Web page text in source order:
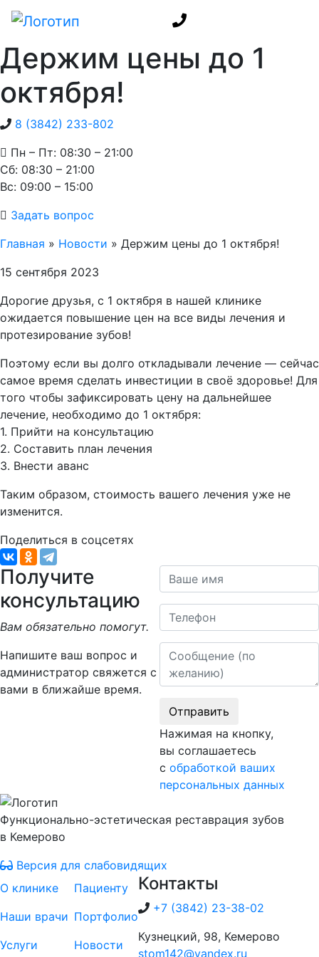
Держим цены до 1
октября!
8 (3842) 233-802
Пн – Пт: 08:30 – 21:00
Cб: 08:30 – 21:00
Вс: 09:00 – 15:00
Задать вопрос
Главная » Новости » Держим цены до 1 октября!
15 сентября 2023
Дорогие друзья, с 1 октября в нашей клинике
ожидается повышение цен на все виды лечения и
протезирование зубов!
Поэтому если вы долго откладывали лечение — сейчас
самое время сделать инвестиции в своё здоровье! Для
того чтобы зафиксировать цену на дальнейшее
лечение, необходимо до 1 октября:
1. Прийти на консультацию
2. Составить план лечения
3. Внести аванс
Таким образом, стоимость вашего лечения уже не
изменится.
Поделиться в соцсетях
Получите
консультацию
Вам обязательно помогут.
Напишите ваш вопрос и
администратор свяжется с
вами в ближайше время.
Ваше имя
Телефон
Сообщение
Отправить
Нажимая на кнопку,
вы соглашаетесь
с обработкой ваших
персональных данных
Функционально-эстетическая реставрация зубов
в Кемерово
Версия для слабовидящих
О клинике
Наши врачи
Услуги
Пациенту
Портфолио
Новости
Контакты
+7 (3842) 23-38-02
Кузнецкий, 98, Кемерово
stom142@yandex.ru